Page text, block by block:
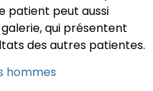
patient peut aussi
qui présentent
des autres patientes.
hommes